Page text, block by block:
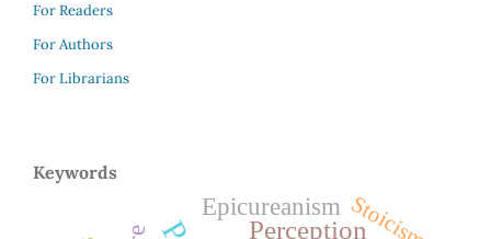
For Readers
For Authors
For Librarians
Keywords
Perception
Epicureanism Stoicism